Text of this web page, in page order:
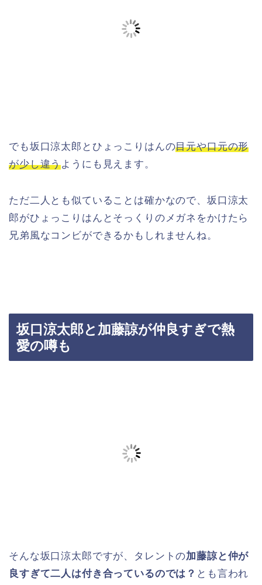
でも坂口涼太郎とひょっこりはんの目元や口元の形
が少し違うようにも見えます。
ただ二人とも似ていることは確かなので、坂口涼太
郎がひょっこりはんとそっくりのメガネをかけたら
兄弟風なコンビができるかもしれませんね。
坂口涼太郎と加藤諒が仲良すぎで熱
愛の噂も
そんな坂口涼太郎ですが、タレントの加藤諒と仲が
良すぎて二人は付き合っているのでは？ とも言われ